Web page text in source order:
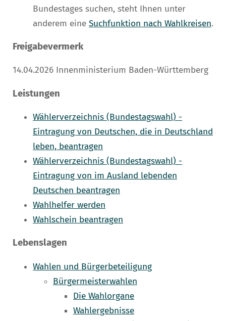
Bundestages suchen, steht Ihnen unter
anderem eine Suchfunktion nach Wahlkreisen.
Freigabevermerk
14.04.2026 Innenministerium Baden-Württemberg
Leistungen
Wählerverzeichnis (Bundestagswahl) -
Eintragung von Deutschen, die in Deutschland
leben, beantragen
Wählerverzeichnis (Bundestagswahl) -
Eintragung von im Ausland lebenden
Deutschen beantragen
Wahlhelfer werden
Wahlschein beantragen
Lebenslagen
Wahlen und Bürgerbeteiligung
Bürgermeisterwahlen
Die Wahlorgane
Wahlergebnisse